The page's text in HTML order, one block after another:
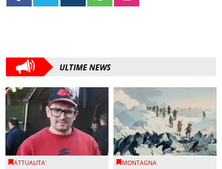
ULTIME NEWS
ATTUALITA' MONTAGNA